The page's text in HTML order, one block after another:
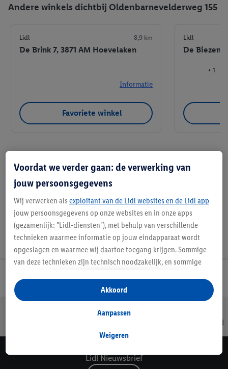
Andere winkels dichtbij Oldenbarnevelderweg 155
Lidl 8,9 km
De Brink 7, 3871 AM Hoevelaken
Informatie
Favoriete winkel
Lidl
De
+ 1
Favoriete winkel
Lidl Nieuwsbrief
Jouw voordelen bij ons als Lidl webshop klant
30 dagen bedenktijd
Lidl Nieuwsbrief
Voordat we verder gaan: de verwerking van
jouw persoonsgegevens
Wij verwerken als exploitant van de Lidl websites en de Lidl app
jouw persoonsgegevens op onze websites en in onze apps
(gezamenlijk: "Lidl-diensten"), met behulp van verschillende
technieken waarmee informatie op jouw eindapparaat wordt
opgeslagen en waarmee wij daartoe toegang krijgen. Sommige
van deze technieken zijn technisch noodzakelijk, en sommige
opslaan van voorkeursinstellingen, het verzamelen en
analyseren van statistieken of voor het tonen van
gepersonaliseerde reclame binnen en buiten de Lidl-diensten.
gegevens over jouw aankoopgedrag in de winkel ook voor de
Als je hier toestemming geeft aan ons voor het personaliseren
Weigeren
Aanpassen
Akkoord